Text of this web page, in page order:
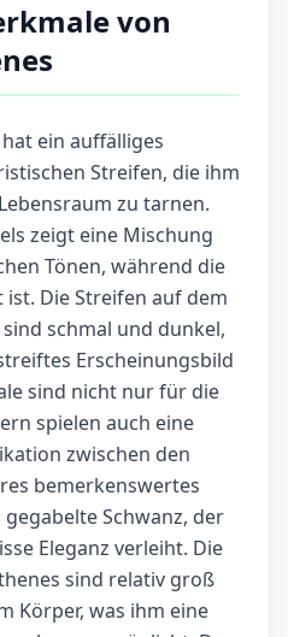
von
ein auffälliges
Streifen, die ihm
zu tarnen.
zeigt eine Mischung
Tönen, während die
Die Streifen auf dem
schmal und dunkel,
Erscheinungsbild
sind nicht nur für die
spielen auch eine
zwischen den
bemerkenswertes
Schwanz, der
Eleganz verleiht. Die
sind relativ groß
Körper, was ihm eine